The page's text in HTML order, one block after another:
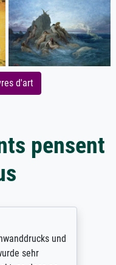
d'art
pensent
und
sehr